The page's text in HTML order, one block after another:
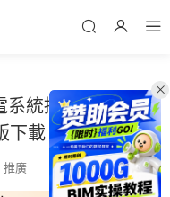
統接入配電網技
下載
推廣